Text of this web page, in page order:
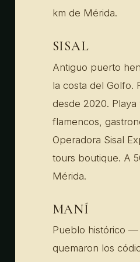
km de Mérida.
SISAL
Antiguo puerto
la costa del Golfo.
desde 2020.
flamencos,
Operadora Sisal
tours boutique. A
Mérida.
MANÍ
Pueblo histórico —
quemaron los